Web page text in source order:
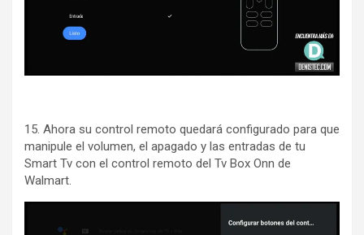
15. Ahora su control remoto quedará configurado para que
manipule el volumen, el apagado y las entradas de tu
Smart Tv con el control remoto del Tv Box Onn de
Walmart.